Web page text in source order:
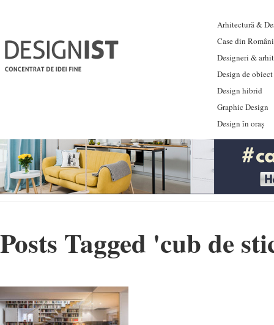
Arhitectură &
Case din
Designeri &
Design de obiect
Design hibrid
Graphic Design
Design în oraș
Posts Tagged 'cub de